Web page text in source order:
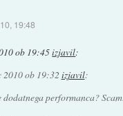
19:48
ob 19:45izjavil:
2010 ob 19:32 izjavil:
dodatnega performanca?